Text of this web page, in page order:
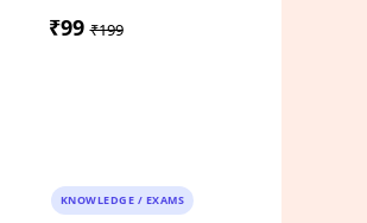
₹99₹199
KNOWLEDGE / EXAMS